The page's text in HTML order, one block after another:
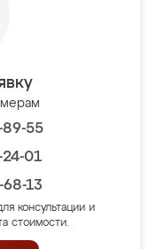
55
01
13
консультации и
стоимости.